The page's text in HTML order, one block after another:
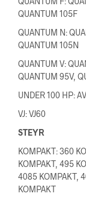
QUANTUM 105F
QUANTUM N:
QUANTUM 105N
QUANTUM V:
QUANTUM 95V,
UNDER 100 HP:
VJ: VJ60
STEYR
KOMPAKT: 360
KOMPAKT, 495
4085 KOMPAKT,
KOMPAKT